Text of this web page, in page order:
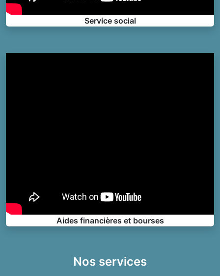
Service social
Aides financières et bourses
Nos services